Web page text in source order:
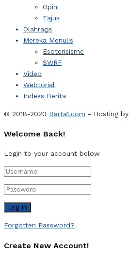
Opini
Tajuk
Olahraga
Mereka Menulis
Esoterisisme
SWRF
Video
Webtorial
Indeks Berita
© 2018-2020 Barta1.com - Hosting by
Welcome Back!
Login to your account below
Forgotten Password?
Create New Account!